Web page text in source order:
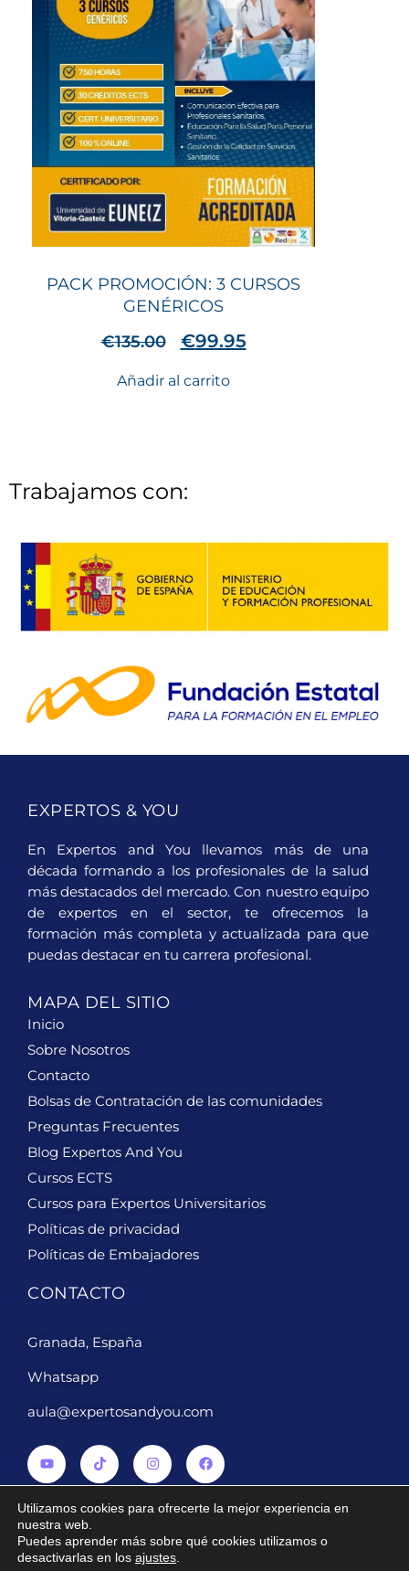
PACK PROMOCIÓN: 3 CURSOS
GENÉRICOS
€135.00 €99.95
Añadir al carrito
Trabajamos con:
EXPERTOS & YOU
En Expertos and You llevamos más de una
década formando a los profesionales de la salud
más destacados del mercado. Con nuestro equipo
de expertos en el sector, te ofrecemos la
formación más completa y actualizada para que
puedas destacar en tu carrera profesional.
MAPA DEL SITIO
Inicio
Sobre Nosotros
Contacto
Bolsas de Contratación de las comunidades
Preguntas Frecuentes
Blog Expertos And You
Cursos ECTS
Cursos para Expertos Universitarios
Políticas de privacidad
Políticas de Embajadores
CONTACTO
Granada, España
Whatsapp
aula@expertosandyou.com
2024 ® Derechos reservados Expertosandyou.com
Utilizamos cookies para ofrecerte la mejor experiencia en
nuestra web.
Puedes aprender más sobre qué cookies utilizamos o
desactivarlas en los ajustes